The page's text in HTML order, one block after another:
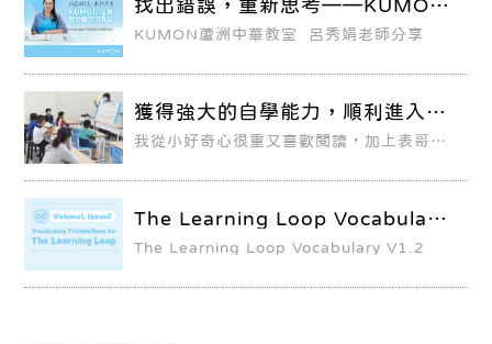
找出錯誤，重新思考——KUMON
培養面對難題的底氣
KUMON蘆洲中華教室 呂秀娟老師分享
獲得強大的自學能力，順利進入數
理資優班
我從小好奇心很重又喜歡閱讀，加上表哥表
進到KUMON教室學習，因為KUMON可以
更多新事物。
The Learning Loop Vocabulary
V1.2
The Learning Loop Vocabulary V1.2